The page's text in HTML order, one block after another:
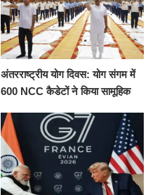
अंतरराष्ट्रीय योग दिवस: योग संगम में
600 NCC कैडेटों ने किया सामूहिक
संकल्प